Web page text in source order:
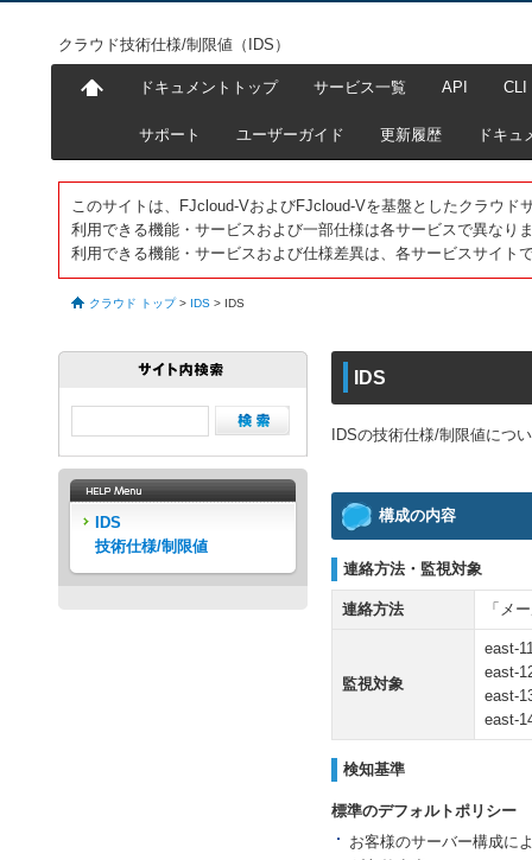
クラウド技術仕様/制限値（IDS）
ドキュメントトップ サービス一覧 API CLI
サポート ユーザーガイド 更新履歴 ドキュ
このサイトは、FJcloud-VおよびFJcloud-Vを基盤としたクラウド
利用できる機能・サービスおよび一部仕様は各サービスで異なり
利用できる機能・サービスおよび仕様差異は、各サービスサイト
クラウド トップ > IDS > IDS
IDS
IDSの技術仕様/制限値につ
構成の内容
連絡方法・監視対象
連絡方法 「メ
監視対象
east-
east-
east-
east-
検知基準
標準のデフォルトポリシー
お客様のサーバー構成に
IDS
技術仕様/制限値